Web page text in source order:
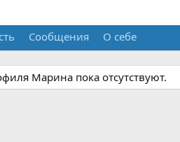
Сообщения О себе
Марина пока отсутствуют.